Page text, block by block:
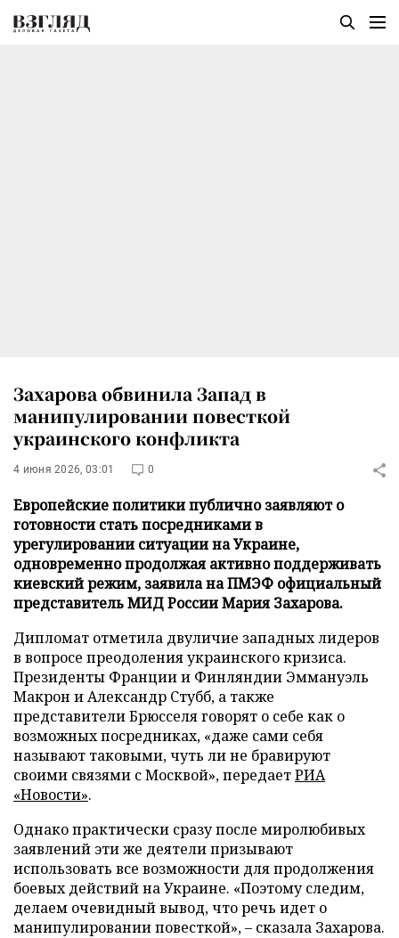
Захарова обвинила Запад в
манипулировании повесткой
украинского конфликта
4 июня 2026, 03:01 0
Европейские политики публично заявляют о
готовности стать посредниками в
урегулировании ситуации на Украине,
одновременно продолжая активно поддерживать
киевский режим, заявила на ПМЭФ официальный
представитель МИД России Мария Захарова.
Дипломат отметила двуличие западных лидеров
в вопросе преодоления украинского кризиса.
Президенты Франции и Финляндии Эммануэль
Макрон и Александр Стубб, а также
представители Брюсселя говорят о себе как о
возможных посредниках, «даже сами себя
называют таковыми, чуть ли не бравируют
своими связями с Москвой», передаетРИА
«Новости».
Однако практически сразу после миролюбивых
заявлений эти же деятели призывают
использовать все возможности для продолжения
боевых действий на Украине. «Поэтому следим,
делаем очевидный вывод, что речь идет о
манипулировании повесткой», – сказала Захарова.